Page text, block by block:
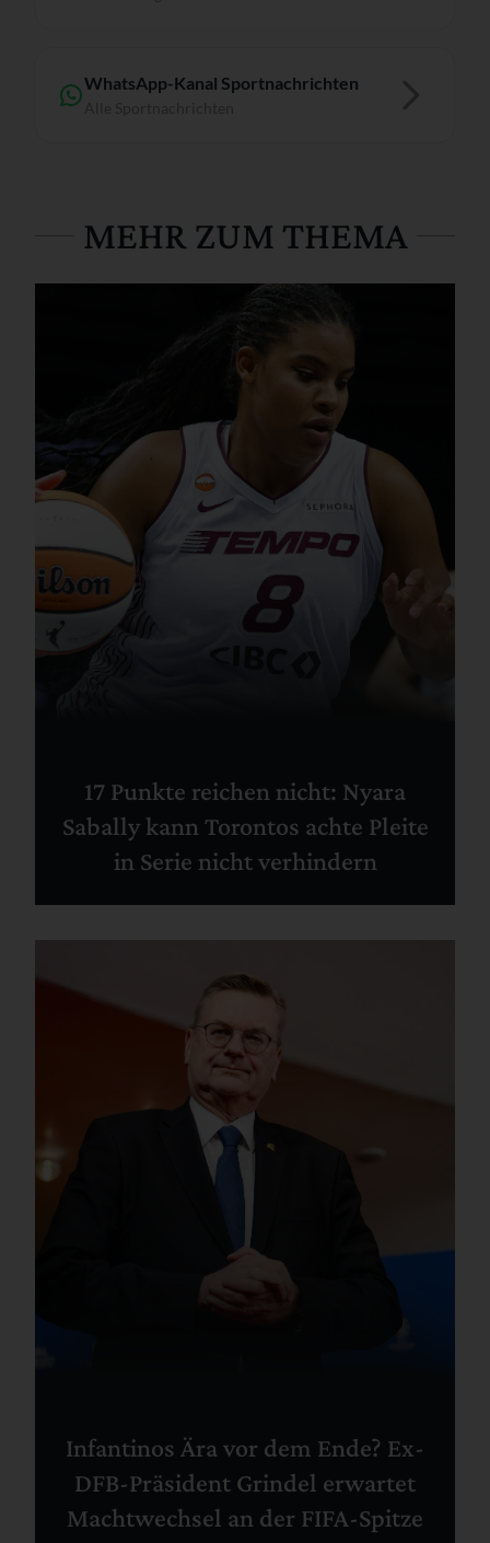
WhatsApp-Kanal Sportnachrichten
MEHR ZUM THEMA
17 Punkte reichen nicht: Nyara
Sabally kann Torontos achte Pleite
in Serie nicht verhindern
Infantinos Ära vor dem Ende? Ex-
DFB-Präsident Grindel erwartet
Machtwechsel an der FIFA-Spitze